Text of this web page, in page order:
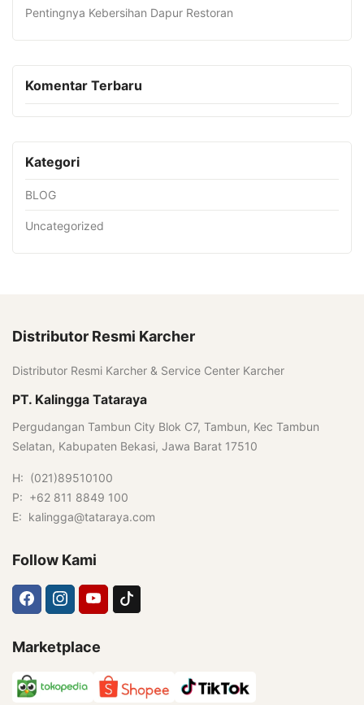
Pentingnya Kebersihan Dapur Restoran
Komentar Terbaru
Kategori
BLOG
Uncategorized
Distributor Resmi Karcher
Distributor Resmi Karcher & Service Center Karcher
PT. Kalingga Tataraya
Pergudangan Tambun City Blok C7, Tambun, Kec Tambun
Selatan, Kabupaten Bekasi, Jawa Barat 17510
H: (021)89510100
P: +62 811 8849 100
E: kalingga@tataraya.com
Follow Kami
Marketplace